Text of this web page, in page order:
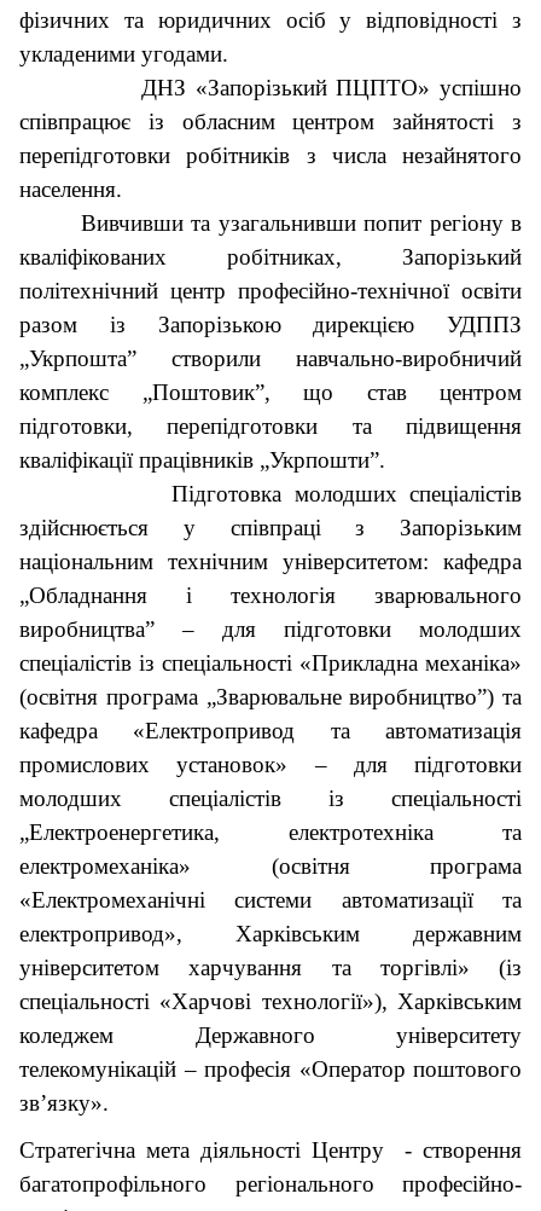
фізичних та юридичних осіб у відповідності з
укладеними угодами.
ДНЗ «Запорізький ПЦПТО» успішно
співпрацює із обласним центром зайнятості з
перепідготовки робітників з числа незайнятого
населення.
Вивчивши та узагальнивши попит регіону в
кваліфікованих робітниках, Запорізький
політехнічний центр професійно-технічної освіти
разом із Запорізькою дирекцією УДППЗ
„Укрпошта” створили навчально-виробничий
комплекс „Поштовик”, що став центром
підготовки, перепідготовки та підвищення
кваліфікації працівників „Укрпошти”.
Підготовка молодших спеціалістів
здійснюється у співпраці з Запорізьким
національним технічним університетом: кафедра
„Обладнання і технологія зварювального
виробництва” – для підготовки молодших
спеціалістів із спеціальності «Прикладна механіка»
(освітня програма „Зварювальне виробництво”) та
кафедра «Електропривод та автоматизація
промислових установок» – для підготовки
молодших спеціалістів із спеціальності
„Електроенергетика, електротехніка та
електромеханіка» (освітня програма
«Електромеханічні системи автоматизації та
електропривод», Харківським державним
університетом харчування та торгівлі» (із
спеціальності «Харчові технології»), Харківським
коледжем Державного університету
телекомунікацій – професія «Оператор поштового
зв’язку».
Стратегічна мета діяльності Центру - створення
багатопрофільного регіонального професійно-